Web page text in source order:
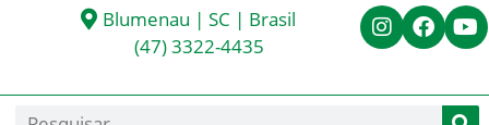
Blumenau | SC | Brasil
(47) 3322-4435